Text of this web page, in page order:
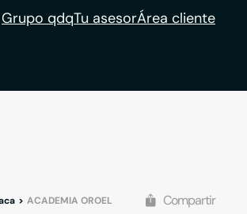
Grupo qdqTu asesorÁrea cliente
ACADEMIA OROEL Compartir